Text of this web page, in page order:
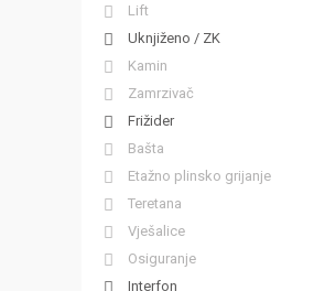
Lift
Uknjiženo / ZK
Kamin
Zamrzivač
Frižider
Bašta
Etažno plinsko grijanje
Teretana
Vješalice
Osiguranje
Interfon